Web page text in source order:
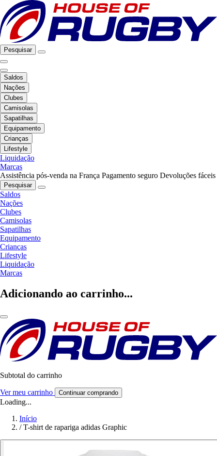
Pesquisar
Saldos
Nações
Clubes
Camisolas
Sapatilhas
Equipamento
Crianças
Lifestyle
Liquidação
Marcas
Assistência pós-venda na França Pagamento seguro Devoluções fáceis
Pesquisar
Saldos
Nações
Clubes
Camisolas
Sapatilhas
Equipamento
Crianças
Lifestyle
Liquidação
Marcas
Adicionando ao carrinho...
Subtotal do carrinho
Ver meu carrinho Continuar comprando
Loading...
Início
/ T-shirt de rapariga adidas Graphic